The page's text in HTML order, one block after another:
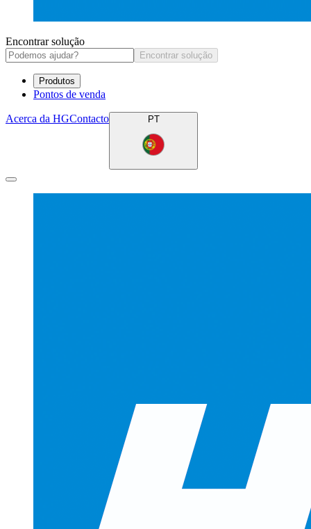
Encontrar solução
Encontrar solução
Produtos
Pontos de venda
Acerca da HGContacto PT